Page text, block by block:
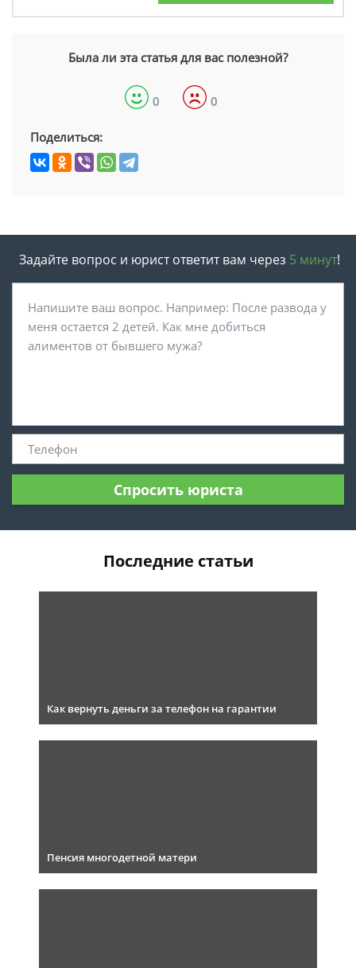
Была ли эта статья для вас полезной?
0 0
Поделиться:
Задайте вопрос и юрист ответит вам через 5 минут!
Спросить юриста
Последние статьи
Как вернуть деньги за телефон на гарантии
Пенсия многодетной матери